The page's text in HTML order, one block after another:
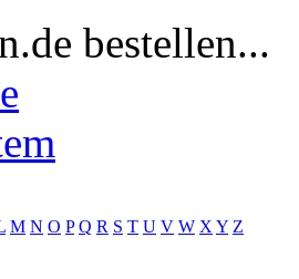
bestellen...
M N O P Q R S T U V W X Y Z